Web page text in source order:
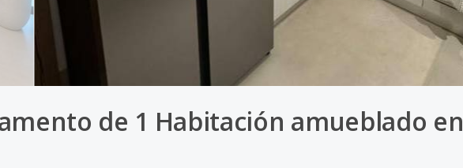
de 1 Habitación amueblado en